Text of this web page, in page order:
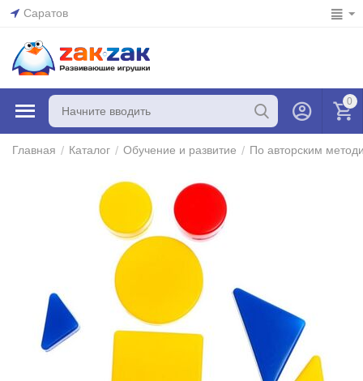
Саратов
0
Главная / Каталог / Обучение и развитие / По авторским